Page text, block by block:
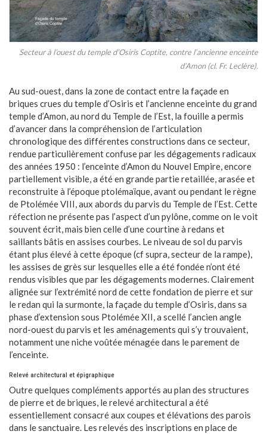
Secteur à l’ouest du temple d’Osiris Coptite, contre l’ancienne enceinte
d’Amon (cl. Fr. Leclère).
Au sud-ouest, dans la zone de contact entre la façade en
briques crues du temple d’Osiris et l’ancienne enceinte du grand
temple d’Amon, au nord du Temple de l’Est, la fouille a permis
d’avancer dans la compréhension de l’articulation
chronologique des différentes constructions dans ce secteur,
rendue particulièrement confuse par les dégagements radicaux
des années 1950 : l’enceinte d’Amon du Nouvel Empire, encore
partiellement visible, a été en grande partie retaillée, arasée et
reconstruite à l’époque ptolémaïque, avant ou pendant le règne
de Ptolémée VIII, aux abords du parvis du Temple de l’Est. Cette
réfection ne présente pas l’aspect d’un pylône, comme on le voit
souvent écrit, mais bien celle d’une courtine à redans et
saillants bâtis en assises courbes. Le niveau de sol du parvis
étant plus élevé à cette époque (cf supra, secteur de la rampe),
les assises de grès sur lesquelles elle a été fondée n’ont été
rendus visibles que par les dégagements modernes. Clairement
alignée sur l’extrémité nord de cette fondation de pierre et sur
le redan qui la surmonte, la façade du temple d’Osiris, dans sa
phase d’extension sous Ptolémée XII, a scellé l’ancien angle
nord-ouest du parvis et les aménagements qui s’y trouvaient,
notamment une niche voûtée ménagée dans le parement de
l’enceinte.
Relevé architectural et épigraphique
Outre quelques compléments apportés au plan des structures
de pierre et de briques, le relevé architectural a été
essentiellement consacré aux coupes et élévations des parois
dans le sanctuaire. Les relevés des inscriptions en place de